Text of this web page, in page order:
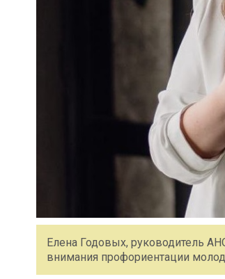
Елена Годовых, руководитель
внимания профориентации